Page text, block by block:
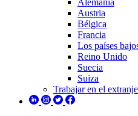
Alemania
Austria
Bélgica
Francia
Los países
Reino Unido
Suecia
Suiza
Trabajar en el